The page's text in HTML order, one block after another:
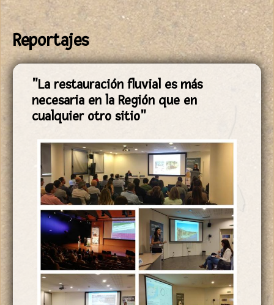
Reportajes
"La restauración fluvial es más
necesaria en la Región que en
cualquier otro sitio"
Páginas